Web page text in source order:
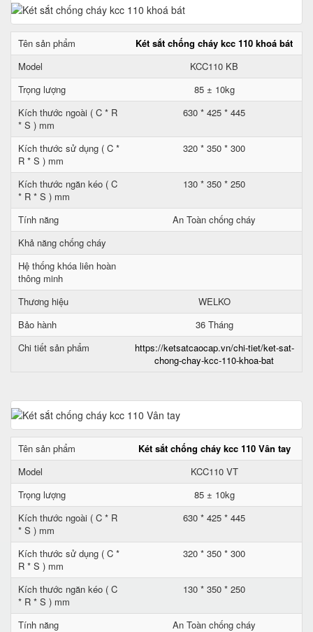
Tên sản phẩm
Két sắt chống cháy kcc 110 khoá bát
Model
KCC110 KB
Trọng lượng
85 ± 10kg
Kích thước ngoài ( C * R
* S ) mm
630 * 425 * 445
Kích thước sử dụng ( C *
R * S ) mm
320 * 350 * 300
Kích thước ngăn kéo ( C
* R * S ) mm
130 * 350 * 250
Tính năng
An Toàn chống cháy
Khả năng chống cháy
Hệ thống khóa liên hoàn
thông minh
Thương hiệu
WELKO
Bảo hành
36 Tháng
Chi tiết sản phẩm
https://ketsatcaocap.vn/chi-tiet/ket-sat-
chong-chay-kcc-110-khoa-bat
Tên sản phẩm
Két sắt chống cháy kcc 110 Vân tay
Model
KCC110 VT
Trọng lượng
85 ± 10kg
Kích thước ngoài ( C * R
* S ) mm
630 * 425 * 445
Kích thước sử dụng ( C *
R * S ) mm
320 * 350 * 300
Kích thước ngăn kéo ( C
* R * S ) mm
130 * 350 * 250
Tính năng
An Toàn chống cháy